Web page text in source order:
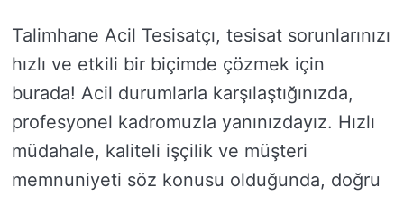
Talimhane Acil Tesisatçı, tesisat sorunlarınızı
hızlı ve etkili bir biçimde çözmek için
burada! Acil durumlarla karşılaştığınızda,
profesyonel kadromuzla yanınızdayız. Hızlı
müdahale, kaliteli işçilik ve müşteri
memnuniyeti söz konusu olduğunda, doğru